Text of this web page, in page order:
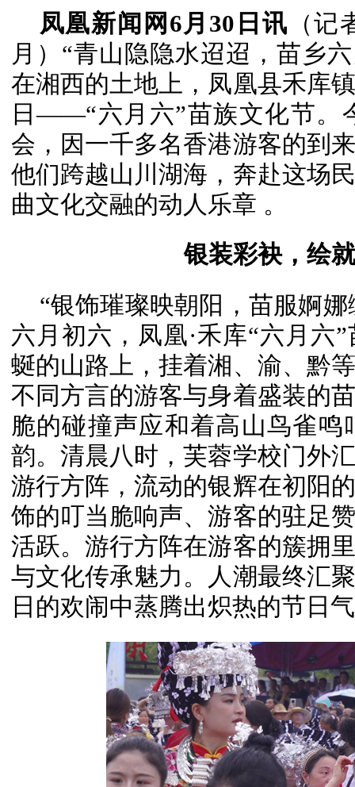
凤凰新闻网6月30日讯 （
月）“青山隐隐水迢迢，苗乡
在湘西的土地上，凤凰县禾库
日——“六月六”苗族文化节。
会，因一千多名香港游客的到
他们跨越山川湖海，奔赴这场
曲文化交融的动人乐章 。
银装彩袂，绘
“银饰璀璨映朝阳，苗服婀
六月初六，凤凰·禾库“六月六
蜒的山路上，挂着湘、渝、黔
不同方言的游客与身着盛装的
脆的碰撞声应和着高山鸟雀
韵。清晨八时，芙蓉学校门外
游行方阵，流动的银辉在初阳
饰的叮当脆响声、游客的驻足
活跃。游行方阵在游客的簇拥
与文化传承魅力。人潮最终汇
日的欢闹中蒸腾出炽热的节日